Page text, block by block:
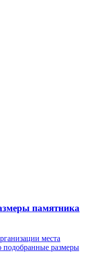
памятника
места
подобранные размеры